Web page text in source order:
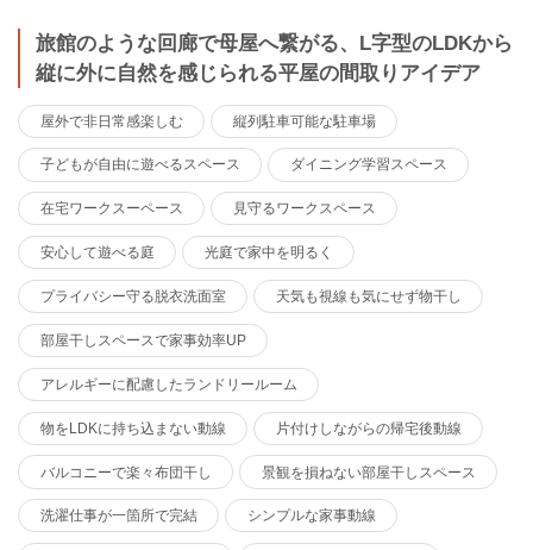
旅館のような回廊で母屋へ繋がる、L字型のLDKから
縦に外に自然を感じられる平屋の間取りアイデア
屋外で非日常感楽しむ 縦列駐車可能な駐車場
子どもが自由に遊べるスペース ダイニング学習スペース
在宅ワークスーペース 見守るワークスペース
安心して遊べる庭 光庭で家中を明るく
プライバシー守る脱衣洗面室 天気も視線も気にせず物干し
部屋干しスペースで家事効率UP
アレルギーに配慮したランドリールーム
物をLDKに持ち込まない動線 片付けしながらの帰宅後動線
バルコニーで楽々布団干し 景観を損ねない部屋干しスペース
洗濯仕事が一箇所で完結 シンプルな家事動線